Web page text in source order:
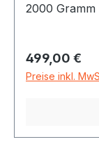
2000 Gramm
Ihr Klang
beschrieben.
hören sind,
Regulärer
499,00 €
Preise inkl.